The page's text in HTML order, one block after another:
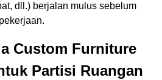
dll.) berjalan mulus sebelum
Custom Furniture
Partisi Ruangan